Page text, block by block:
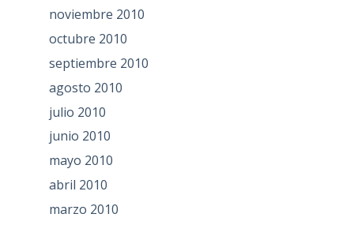
noviembre 2010
octubre 2010
septiembre 2010
agosto 2010
julio 2010
junio 2010
mayo 2010
abril 2010
marzo 2010